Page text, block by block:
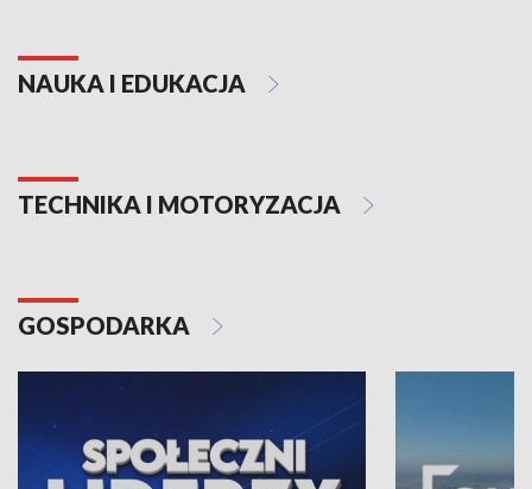
NAUKA I EDUKACJA
TECHNIKA I MOTORYZACJA
GOSPODARKA